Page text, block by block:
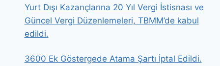
Yurt Dışı Kazançlarına 20 Yıl Vergi İstisnası ve
Güncel Vergi Düzenlemeleri, TBMM’de kabul
edildi.
3600 Ek Göstergede Atama Şartı İptal Edildi.